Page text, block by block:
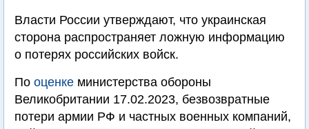
Власти России утверждают, что украинская
сторона распространяет ложную информацию
о потерях российских войск.
По оценке министерства обороны
Великобритании 17.02.2023, безвозвратные
потери армии РФ и частных военных компаний,